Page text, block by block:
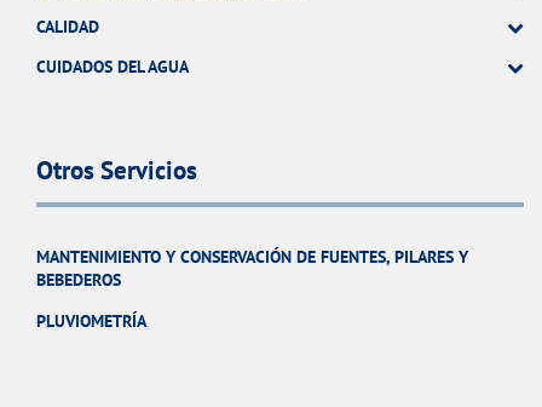
CALIDAD
CUIDADOS DEL AGUA
Otros Servicios
MANTENIMIENTO Y CONSERVACIÓN DE FUENTES, PILARES Y
BEBEDEROS
PLUVIOMETRÍA